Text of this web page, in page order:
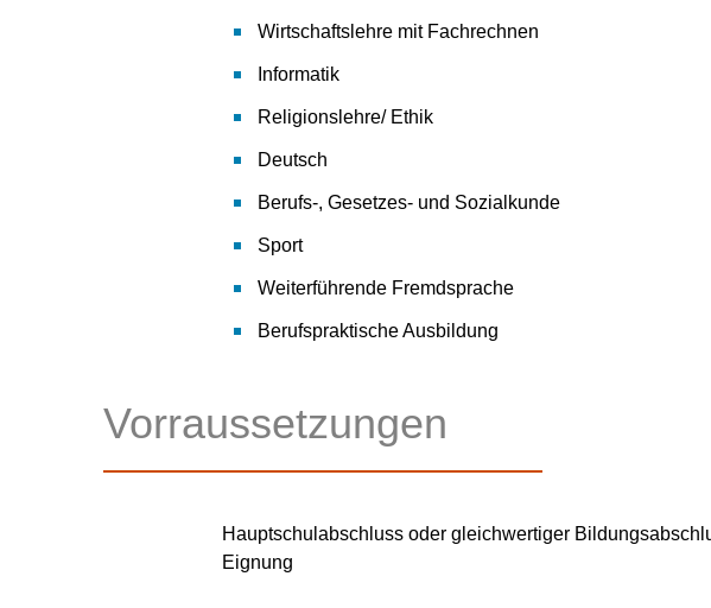
Wirtschaftslehre mit Fachrechnen
Informatik
Religionslehre/ Ethik
Deutsch
Berufs-, Gesetzes- und Sozialkunde
Sport
Weiterführende Fremdsprache
Berufspraktische Ausbildung
Vorraussetzungen
Hauptschulabschluss oder gleichwertiger
Eignung